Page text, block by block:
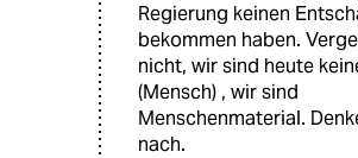
Regierung keinen
bekommen haben.
nicht, wir sind heute
(Mensch) , wir sind
Menschenmaterial.
nach.